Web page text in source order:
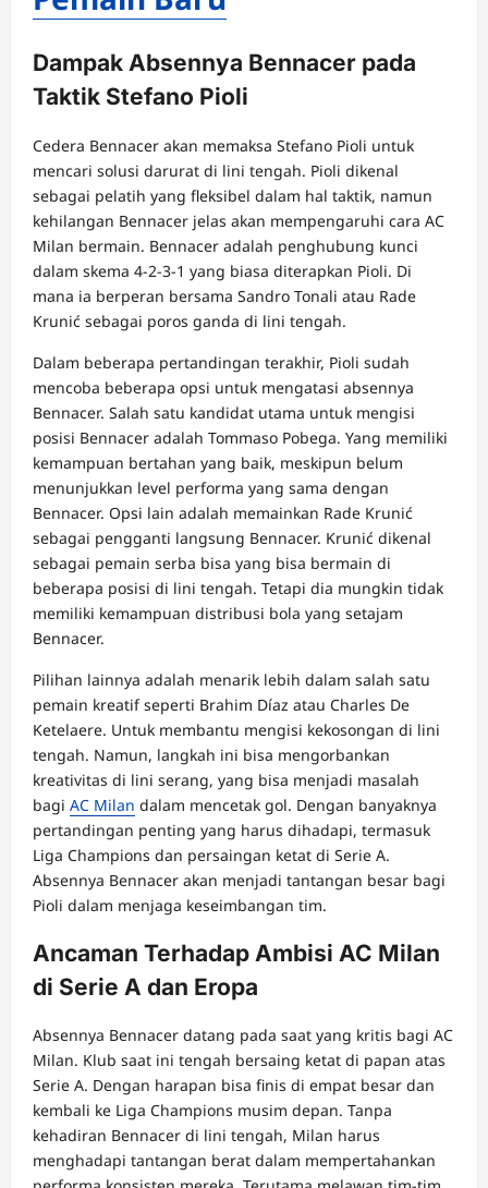
Dampak Absennya Bennacer pada
Taktik Stefano Pioli
Cedera Bennacer akan memaksa Stefano Pioli untuk
mencari solusi darurat di lini tengah. Pioli dikenal
sebagai pelatih yang fleksibel dalam hal taktik, namun
kehilangan Bennacer jelas akan mempengaruhi cara AC
Milan bermain. Bennacer adalah penghubung kunci
dalam skema 4-2-3-1 yang biasa diterapkan Pioli. Di
mana ia berperan bersama Sandro Tonali atau Rade
Krunić sebagai poros ganda di lini tengah.
Dalam beberapa pertandingan terakhir, Pioli sudah
mencoba beberapa opsi untuk mengatasi absennya
Bennacer. Salah satu kandidat utama untuk mengisi
posisi Bennacer adalah Tommaso Pobega. Yang memiliki
kemampuan bertahan yang baik, meskipun belum
menunjukkan level performa yang sama dengan
Bennacer. Opsi lain adalah memainkan Rade Krunić
sebagai pengganti langsung Bennacer. Krunić dikenal
sebagai pemain serba bisa yang bisa bermain di
beberapa posisi di lini tengah. Tetapi dia mungkin tidak
memiliki kemampuan distribusi bola yang setajam
Bennacer.
Pilihan lainnya adalah menarik lebih dalam salah satu
pemain kreatif seperti Brahim Díaz atau Charles De
Ketelaere. Untuk membantu mengisi kekosongan di lini
tengah. Namun, langkah ini bisa mengorbankan
kreativitas di lini serang, yang bisa menjadi masalah
bagi AC Milan dalam mencetak gol. Dengan banyaknya
pertandingan penting yang harus dihadapi, termasuk
Liga Champions dan persaingan ketat di Serie A.
Absennya Bennacer akan menjadi tantangan besar bagi
Pioli dalam menjaga keseimbangan tim.
Ancaman Terhadap Ambisi AC Milan
di Serie A dan Eropa
Absennya Bennacer datang pada saat yang kritis bagi AC
Milan. Klub saat ini tengah bersaing ketat di papan atas
Serie A. Dengan harapan bisa finis di empat besar dan
kembali ke Liga Champions musim depan. Tanpa
kehadiran Bennacer di lini tengah, Milan harus
menghadapi tantangan berat dalam mempertahankan